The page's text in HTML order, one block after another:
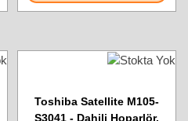
Toshiba Satellite M105-
S3041 - Dahili Hoparlör.